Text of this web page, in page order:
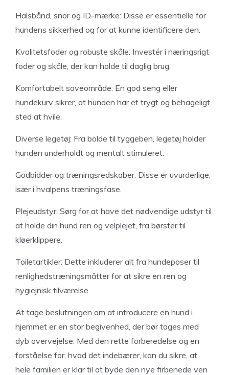
Halsbånd, snor og ID-mærke: Disse er essentielle for
hundens sikkerhed og for at kunne identificere den.
Kvalitetsfoder og robuste skåle: Investér i næringsrigt
foder og skåle, der kan holde til daglig brug.
Komfortabelt soveområde: En god seng eller
hundekurv sikrer, at hunden har et trygt og behageligt
sted at hvile.
Diverse legetøj: Fra bolde til tyggeben, legetøj holder
hunden underholdt og mentalt stimuleret.
Godbidder og træningsredskaber: Disse er uvurderlige,
især i hvalpens træningsfase.
Plejeudstyr: Sørg for at have det nødvendige udstyr til
at holde din hund ren og velplejet, fra børster til
kløerklippere.
Toiletartikler: Dette inkluderer alt fra hundeposer til
renlighedstræningsmåtter for at sikre en ren og
hygiejnisk tilværelse.
At tage beslutningen om at introducere en hund i
hjemmet er en stor begivenhed, der bør tages med
dyb overvejelse. Med den rette forberedelse og en
forståelse for, hvad det indebærer, kan du sikre, at
hele familien er klar til at byde den nye firbenede ven